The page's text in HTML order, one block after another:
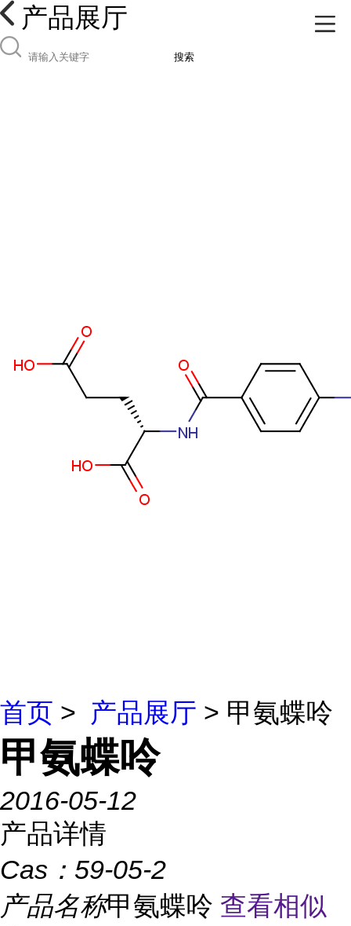
产品展厅
搜索
首页 > 产品展厅 > 甲氨蝶呤
甲氨蝶呤
2016-05-12
产品详情
Cas： 59-05-2
产品名称甲氨蝶呤 查看相似